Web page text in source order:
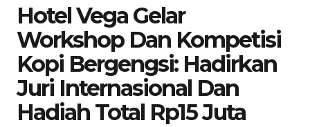
Hotel Vega Gelar
Workshop Dan Kompetisi
Kopi Bergengsi: Hadirkan
Juri Internasional Dan
Hadiah Total Rp15 Juta